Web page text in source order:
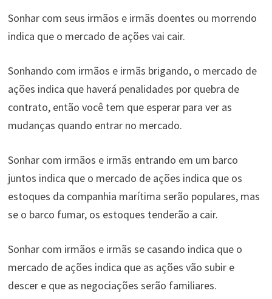
Sonhar com seus irmãos e irmãs doentes ou morrendo
indica que o mercado de ações vai cair.
Sonhando com irmãos e irmãs brigando, o mercado de
ações indica que haverá penalidades por quebra de
contrato, então você tem que esperar para ver as
mudanças quando entrar no mercado.
Sonhar com irmãos e irmãs entrando em um barco
juntos indica que o mercado de ações indica que os
estoques da companhia marítima serão populares, mas
se o barco fumar, os estoques tenderão a cair.
Sonhar com irmãos e irmãs se casando indica que o
mercado de ações indica que as ações vão subir e
descer e que as negociações serão familiares.